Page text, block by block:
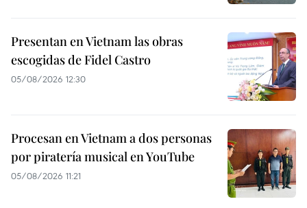
Presentan en Vietnam las obras
escogidas de Fidel Castro
05/08/2026 12:30
Procesan en Vietnam a dos personas
por piratería musical en YouTube
05/08/2026 11:21